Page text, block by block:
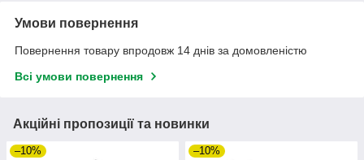
Умови повернення
Повернення товару впродовж 14 днів за домовленістю
Всі умови повернення
Акційні пропозиції та новинки
–10% –10%